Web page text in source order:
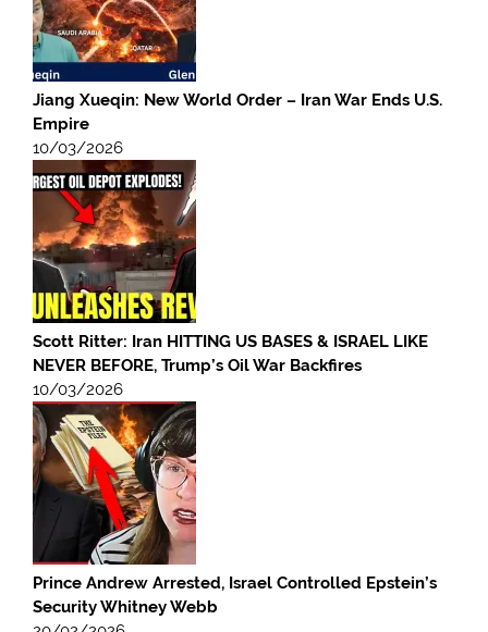
Jiang Xueqin: New World Order – Iran War Ends U.S.
Empire
10/03/2026
Scott Ritter: Iran HITTING US BASES & ISRAEL LIKE
NEVER BEFORE, Trump’s Oil War Backfires
10/03/2026
Prince Andrew Arrested, Israel Controlled Epstein’s
Security Whitney Webb